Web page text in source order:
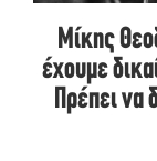
Μίκης
έχουμε
Πρέπει να